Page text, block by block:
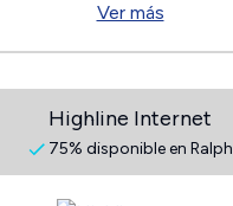
Ver más
Highline Internet
75% disponible en Ralph